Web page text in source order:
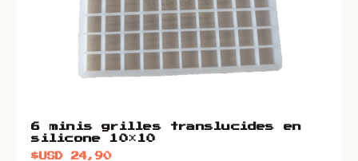
6 minis grilles translucides en
silicone 10×10
$USD24,90